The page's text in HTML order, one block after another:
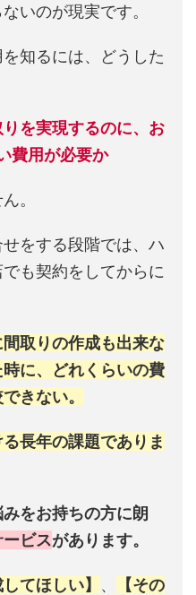
いのが現実です。
知るには、どうした
を実現するのに、お
費用が必要か
。
をする段階では、ハ
も契約をしてからに
取りの作成も出来な
に、どれくらいの費
きない。
長年の課題でありま
をお持ちの方に朗
ビスがあります。
てほしい】 、
【その